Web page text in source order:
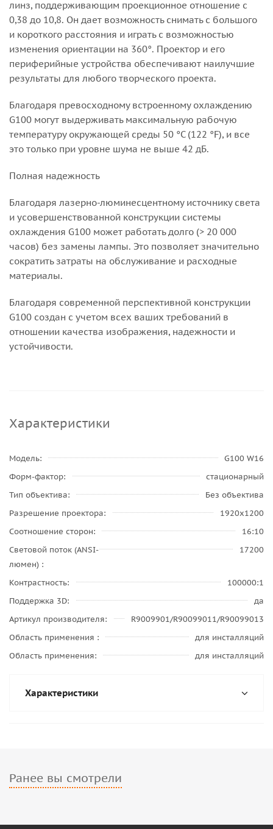
линз, поддерживающим проекционное отношение с
0,38 до 10,8. Он дает возможность снимать с большого
и короткого расстояния и играть с возможностью
изменения ориентации на 360°. Проектор и его
периферийные устройства обеспечивают наилучшие
результаты для любого творческого проекта.
Благодаря превосходному встроенному охлаждению
G100 могут выдерживать максимальную рабочую
температуру окружающей среды 50 °C (122 °F), и все
это только при уровне шума не выше 42 дБ.
Полная надежность
Благодаря лазерно-люминесцентному источнику света
и усовершенствованной конструкции системы
охлаждения G100 может работать долго (> 20 000
часов) без замены лампы. Это позволяет значительно
сократить затраты на обслуживание и расходные
материалы.
Благодаря современной перспективной конструкции
G100 создан с учетом всех ваших требований в
отношении качества изображения, надежности и
устойчивости.
Характеристики
Модель
G100 W16
Форм-фактор
стационарный
Тип объектива
Без объектива
Разрешение проектора
1920x1200
Соотношение сторон
16:10
Световой поток (ANSI-
люмен)
17200
Контрастность
100000:1
Поддержка 3D
да
Артикул производителя
R9009901/R90099011/R90099013
Область применения
для инсталляций
Область применения
для инсталляций
Характеристики
Ранее вы смотрели